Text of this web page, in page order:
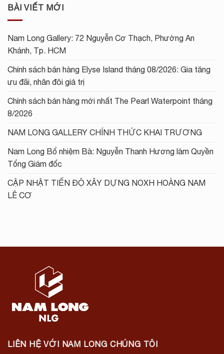
BÀI VIẾT MỚI
Nam Long Gallery: 72 Nguyễn Cơ Thạch, Phường An
Khánh, Tp. HCM
Chính sách bán hàng Elyse Island tháng 08/2026: Gia tăng
ưu đãi, nhân đôi giá trị
Chính sách bán hàng mới nhất The Pearl Waterpoint tháng
8/2026
NAM LONG GALLERY CHÍNH THỨC KHAI TRƯƠNG
Nam Long Bổ nhiệm Bà: Nguyễn Thanh Hương làm Quyền
Tổng Giám đốc
CẬP NHẬT TIẾN ĐỘ XÂY DỰNG NOXH HOÀNG NAM
LÊ CƠ
LIÊN HỆ VỚI NAM LONG CHÚNG TÔI